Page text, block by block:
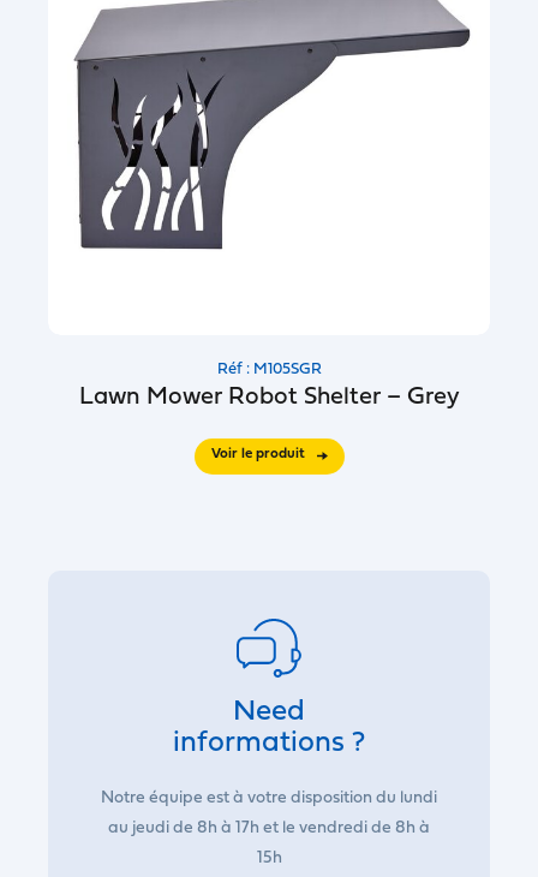
Réf : M105SGR
Lawn Mower Robot Shelter – Grey
Voir le produit
Need
informations ?
Notre équipe est à votre disposition du lundi
au jeudi de 8h à 17h et le vendredi de 8h à
15h